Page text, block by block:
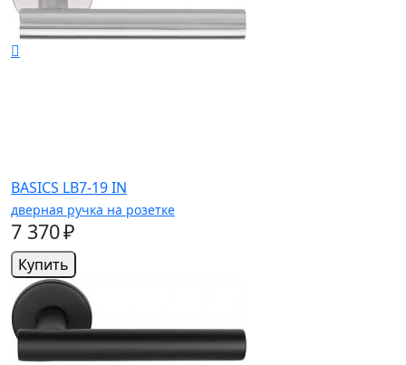
BASICS LB7-19 IN
дверная ручка на розетке
7 370 ₽
Купить